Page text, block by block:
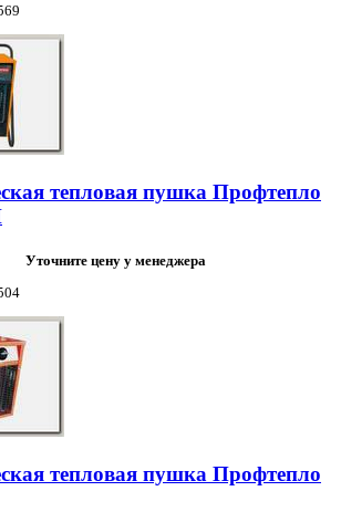
тепловая пушка Профтепло
Уточните цену у менеджера
тепловая пушка Профтепло